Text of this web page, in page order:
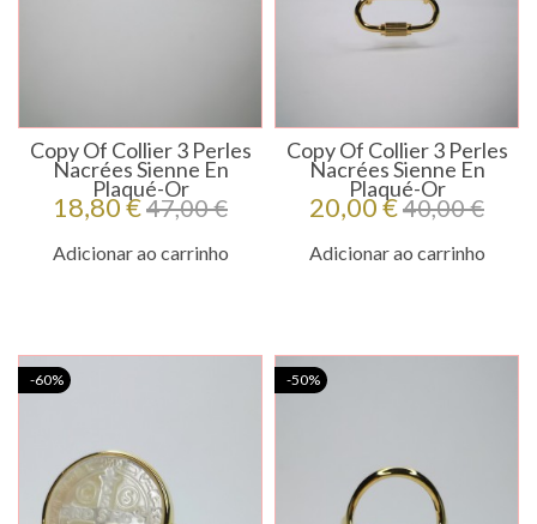
Copy Of Collier 3 Perles
Nacrées Sienne En
Plaqué-Or
Preço
18,80 €Preço
regular
47,00 €
Adicionar ao carrinho
Copy Of Collier 3 Perles
Nacrées Sienne En
Plaqué-Or
Preço
20,00 €Preço
regular
40,00 €
Adicionar ao carrinho
-60% -50%